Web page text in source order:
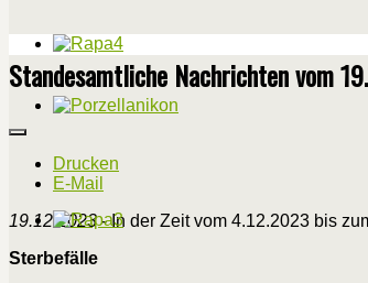
Standesamtliche Nachrichten vom
Drucken
E-Mail
19.12.2023- In der Zeit vom 4.12.2023 bis
Sterbefälle